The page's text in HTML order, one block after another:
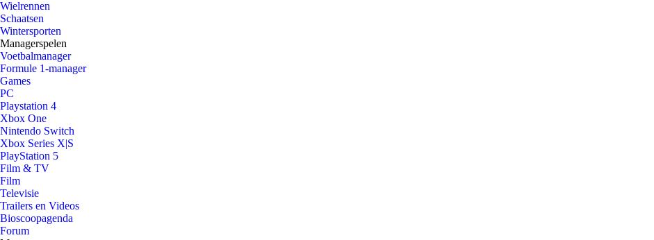
Wielrennen
Schaatsen
Wintersporten
Managerspelen
Voetbalmanager
Formule 1-manager
Games
PC
Playstation 4
Xbox One
Nintendo Switch
Xbox Series X|S
PlayStation 5
Film & TV
Film
Televisie
Trailers en Videos
Bioscoopagenda
Forum